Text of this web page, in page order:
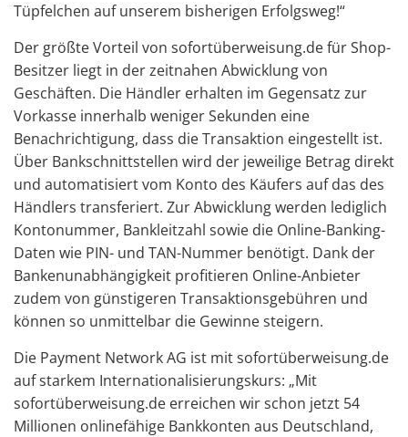
Tüpfelchen auf unserem bisherigen Erfolgsweg!“
Der größte Vorteil von sofortüberweisung.de für Shop-
Besitzer liegt in der zeitnahen Abwicklung von
Geschäften. Die Händler erhalten im Gegensatz zur
Vorkasse innerhalb weniger Sekunden eine
Benachrichtigung, dass die Transaktion eingestellt ist.
Über Bankschnittstellen wird der jeweilige Betrag direkt
und automatisiert vom Konto des Käufers auf das des
Händlers transferiert. Zur Abwicklung werden lediglich
Kontonummer, Bankleitzahl sowie die Online-Banking-
Daten wie PIN- und TAN-Nummer benötigt. Dank der
Bankenunabhängigkeit profitieren Online-Anbieter
zudem von günstigeren Transaktionsgebühren und
können so unmittelbar die Gewinne steigern.
Die Payment Network AG ist mit sofortüberweisung.de
auf starkem Internationalisierungskurs: „Mit
sofortüberweisung.de erreichen wir schon jetzt 54
Millionen onlinefähige Bankkonten aus Deutschland,